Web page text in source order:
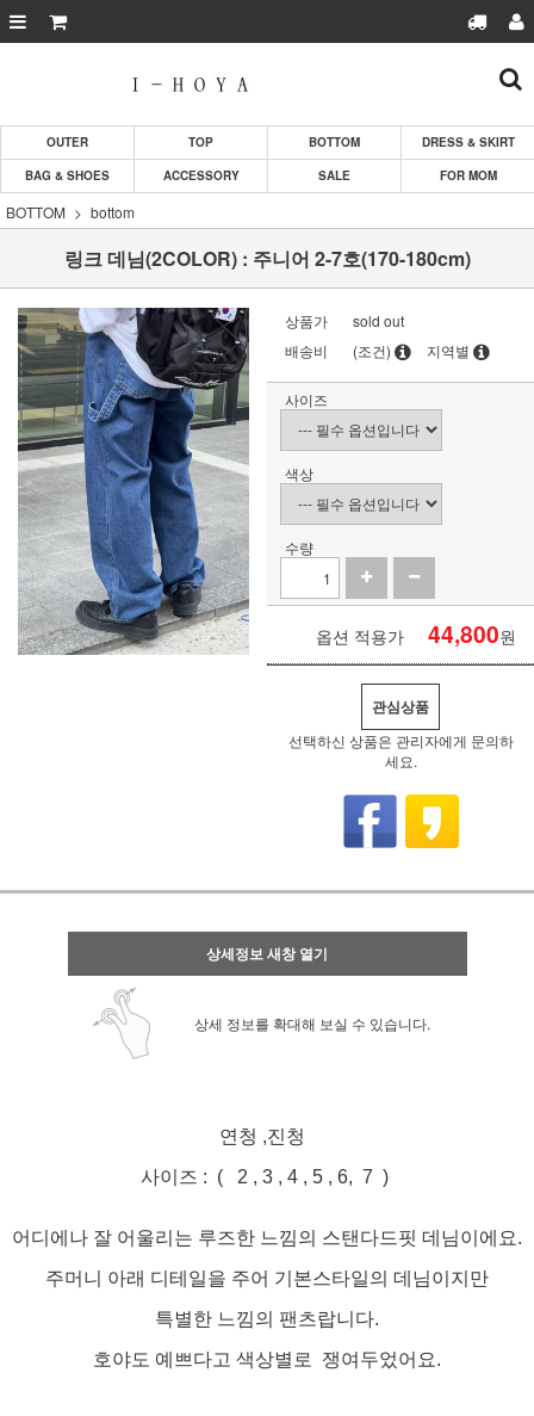
OUTER TOP BOTTOM
DRESS & SKIRT
BAG & SHOES
ACCESSORY SALE FOR MOM
BOTTOM bottom
링크 데님(2COLOR) : 주니어 2-7호(170-180cm)
상품가
sold out
배송비
(조건) 지역별
사이즈
색상
수량
옵션 적용가 44,800원
관심상품
선택하신 상품은 관리자에게 문의하
세요.
상세정보 새창 열기
상세 정보를 확대해 보실 수 있습니다.
연청 ,진청
사이즈 : ( 2 , 3 , 4 , 5 , 6, 7 )
어디에나 잘 어울리는 루즈한 느낌의 스탠다드핏 데님이에요.
주머니 아래 디테일을 주어 기본스타일의 데님이지만
특별한 느낌의 팬츠랍니다.
호야도 예쁘다고 색상별로 쟁여두었어요.